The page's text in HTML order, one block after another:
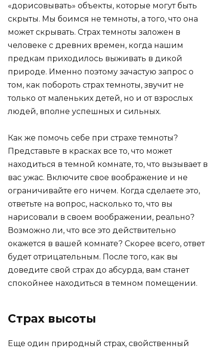
«дорисовывать» объекты, которые могут быть
скрыты. Мы боимся не темноты, а того, что она
может скрывать. Страх темноты заложен в
человеке с древних времен, когда нашим
предкам приходилось выживать в дикой
природе. Именно поэтому зачастую запрос о
том, как побороть страх темноты, звучит не
только от маленьких детей, но и от взрослых
людей, вполне успешных и сильных.
Как же помочь себе при страхе темноты?
Представьте в красках все то, что может
находиться в темной комнате, то, что вызывает в
вас ужас. Включите свое воображение и не
ограничивайте его ничем. Когда сделаете это,
ответьте на вопрос, насколько то, что вы
нарисовали в своем воображении, реально?
Возможно ли, что все это действительно
окажется в вашей комнате? Скорее всего, ответ
будет отрицательным. После того, как вы
доведите свой страх до абсурда, вам станет
спокойнее находиться в темном помещении.
Страх высоты
Еще один природный страх, свойственный